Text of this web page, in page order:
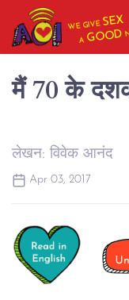
WE GIVESEX
AGOOD
मैं 70 के
लेखन: विवेक आनंद
Apr 03, 2017